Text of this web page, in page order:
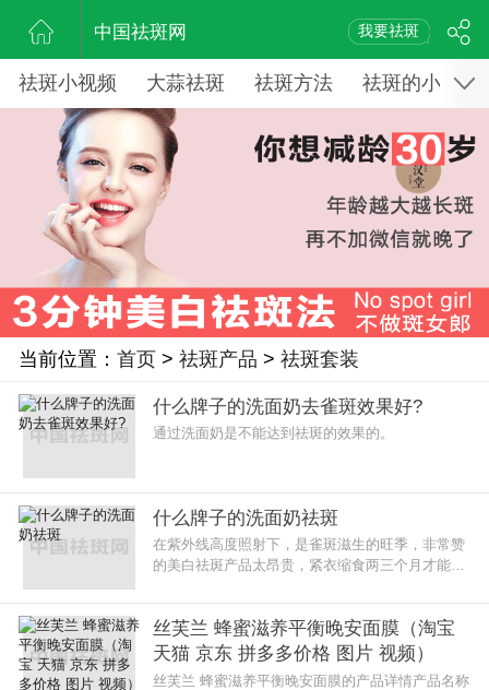
中国祛斑网 我要祛斑
祛斑小视频 大蒜祛斑 祛斑方法 祛斑的小窍门
当前位置： 首页> 祛斑产品 > 祛斑套装
什么牌子的洗面奶去雀斑效果好?
通过洗面奶是不能达到祛斑的效果的。
什么牌子的洗面奶祛斑
在紫外线高度照射下，是雀斑滋生的旺季，非常赞
的美白祛斑产品太昂贵，紧衣缩食两三个月才能买
丝芙兰 蜂蜜滋养平衡晚安面膜（淘宝
天猫 京东 拼多多价格 图片 视频）
丝芙兰 蜂蜜滋养平衡晚安面膜的产品详情产品名称